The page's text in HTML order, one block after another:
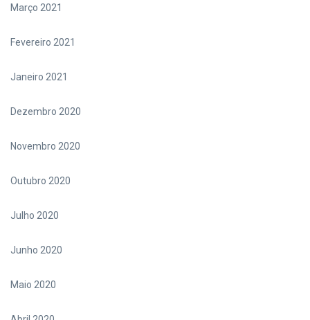
Março 2021
Fevereiro 2021
Janeiro 2021
Dezembro 2020
Novembro 2020
Outubro 2020
Julho 2020
Junho 2020
Maio 2020